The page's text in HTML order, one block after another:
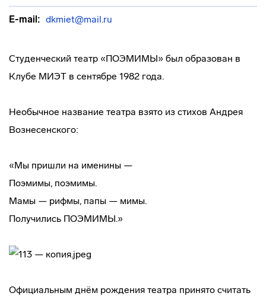
E-mail: dkmiet@mail.ru
Студенческий театр «ПОЭМИМЫ» был образован в
Клубе МИЭТ в сентябре 1982 года.
Необычное название театра взято из стихов Андрея
Вознесенского:
«Мы пришли на именины —
Поэмимы, поэмимы.
Мамы — рифмы, папы — мимы.
Получились ПОЭМИМЫ.»
Официальным днём рождения театра принято считать